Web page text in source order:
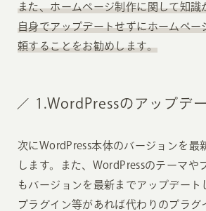
また、ホームページ制作に関して知識
自身でアップデートせずにホームペー
頼することをお勧めします。
1.WordPressのアップデ
次にWordPress本体のバージョンを最
します。また、WordPressのテーマや
もバージョンを最新までアップデート
プラグイン等があれば代わりのプラグ